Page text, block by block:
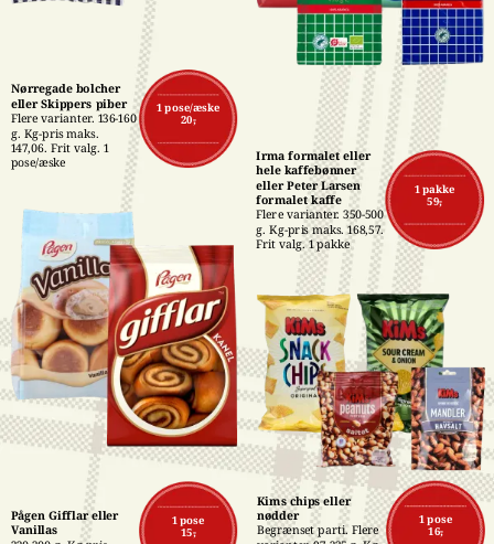
1 pakke
59,-
Irma formalet eller
hele kaffebønner
eller Peter Larsen
formalet kaffe
Flere varianter. 350-500
g. Kg-pris maks. 168,57.
Frit valg. 1 pakke
1 pose/æske
20,-
Nørregade bolcher
eller Skippers piber
Flere varianter. 136-160
g. Kg-pris maks.
147,06. Frit valg. 1
pose/æske
1 pose
15,-
Pågen Gifflar eller
Vanillas
1 pose
16,-
Kims chips eller
nødder
Begrænset parti. Flere